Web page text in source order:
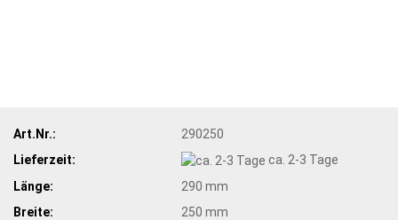
Art.Nr.:
290250
Lieferzeit:
ca. 2-3 Tage
Länge:
290 mm
Breite:
250 mm